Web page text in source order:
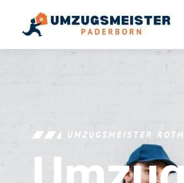
UMZUGSMEISTER